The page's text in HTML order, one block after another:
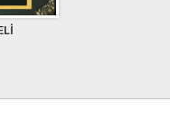
Hayatı